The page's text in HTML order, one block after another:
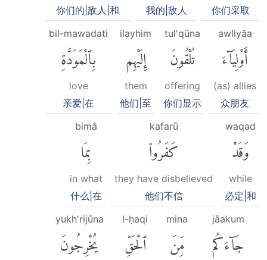
你们采取
我的|敌人
你们的|敌人|和
awliyāa
أَوْلِيَآءَ
(as) allies
众朋友
tul'qūna
تُلْقُونَ
offering
你们显示
ilayhim
إِلَيْهِم
them
他们|至
bil-mawadati
بِٱلْمَوَدَّةِ
love
亲爱|在
waqad
وَقَدْ
while
必定|和
kafarū
كَفَرُوا۟
they have disbelieved
他们不信
bimā
بِمَا
in what
什么|在
jāakum
جَآءَكُم
mina
مِّنَ
l-ḥaqi
ٱلْحَقِّ
yukh'rijūna
يُخْرِجُونَ